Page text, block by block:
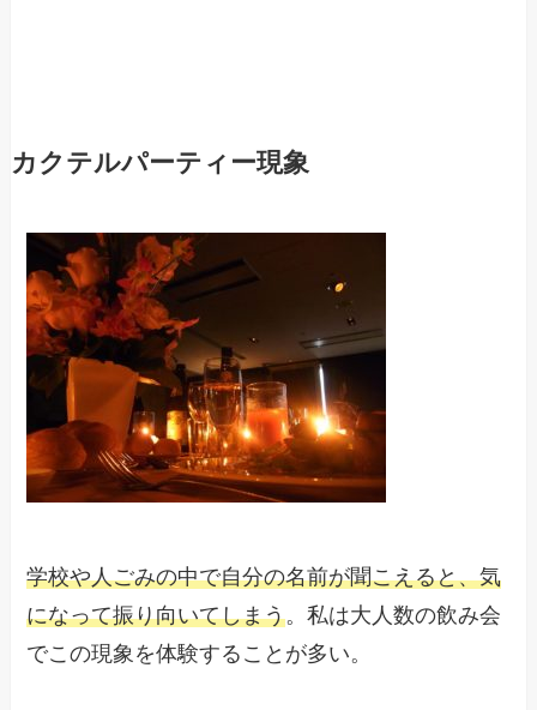
カクテルパーティー現象
学校や人ごみの中で自分の名前が聞こえると、気
になって振り向いてしまう。私は大人数の飲み会
でこの現象を体験することが多い。